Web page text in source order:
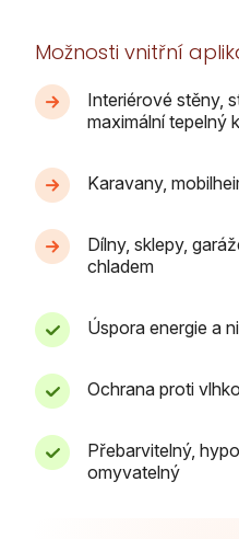
Možnosti vnitřní
Interiérové stěny,
maximální tepelný
Karavany,
Dílny, sklepy,
chladem
Úspora energie a
Ochrana proti
Přebarvitelný,
omyvatelný